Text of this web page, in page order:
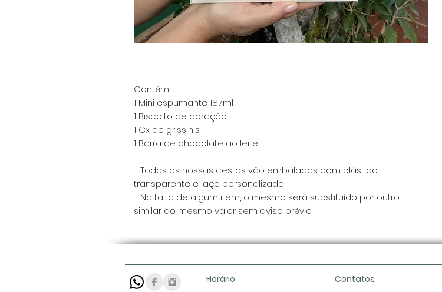
Contém:
1 Mini espumante 187ml
1 Biscoito de coração
1 Cx de grissinis
1 Barra de chocolate ao leite
- Todas as nossas cestas vão embaladas com plástico
transparente e laço personalizado;
- Na falta de algum item, o mesmo será substituído por outro
similar do mesmo valor sem aviso prévio.
Horário Contatos